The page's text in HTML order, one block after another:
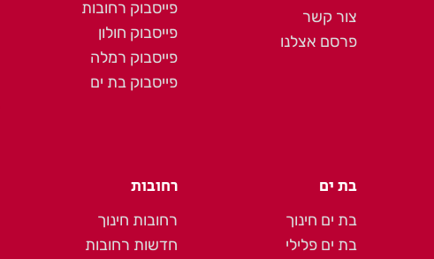
צור קשר
פרסם אצלנו
פייסבוק רחובות
פייסבוק חולון
פייסבוק רמלה
פייסבוק בת ים
בת ים
בת ים חינוך
בת ים פלילי
רחובות
רחובות חינוך
חדשות רחובות